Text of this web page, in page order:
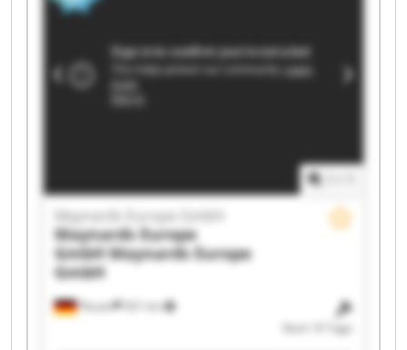
Plauen 501 km
Maynards Europe GmbH
Maynards Europe
GmbHMaynards Europe
GmbH
Noch 16 Tage